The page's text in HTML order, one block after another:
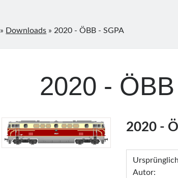
» Downloads » 2020 - ÖBB - SGPA
2020 -
2020 -
Autor: